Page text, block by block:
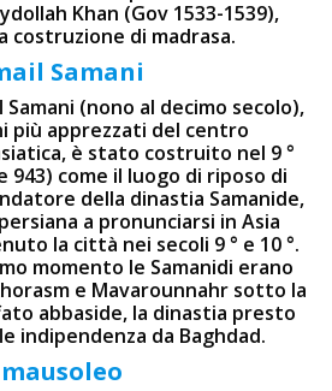
Khan (Gov 1533-1539),
costruzione di madrasa.
Samani
Samani (nono al decimo secolo),
più apprezzati del centro
è stato costruito nel 9 °
943) come il luogo di riposo di
della dinastia Samanide,
a pronunciarsi in Asia
la città nei secoli 9 ° e 10 °.
momento le Samanidi erano
e Mavarounnahr sotto la
abbaside, la dinastia presto
indipendenza da Baghdad.